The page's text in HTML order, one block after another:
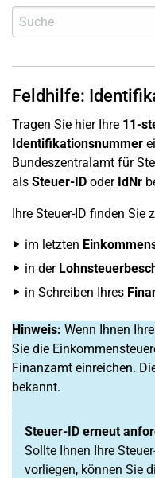
Feldhilfe:
Tragen Sie hier Ihre 11-
Identifikationsnummer
Bundeszentralamt für
als Steuer-ID oder IdNr
Ihre Steuer-ID finden Sie
im letzten
in der
in Schreiben Ihres
Hinweis: Wenn Ihnen
Sie die
Finanzamt einreichen.
bekannt.
Steuer-ID erneut
Sollte Ihnen Ihre
vorliegen, können Sie